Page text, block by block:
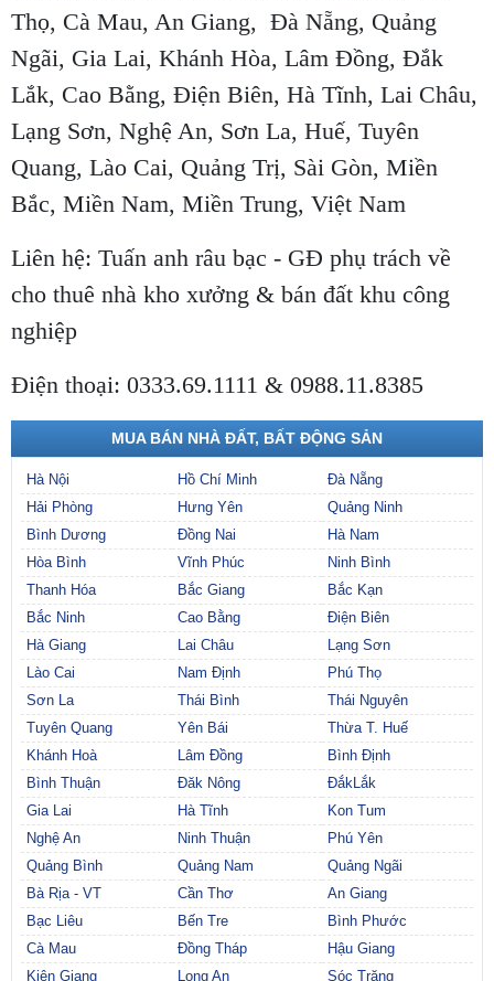
Thọ, Cà Mau, An Giang, Đà Nẵng, Quảng
Ngãi, Gia Lai, Khánh Hòa, Lâm Đồng, Đắk
Lắk, Cao Bằng, Điện Biên, Hà Tĩnh, Lai Châu,
Lạng Sơn, Nghệ An, Sơn La, Huế, Tuyên
Quang, Lào Cai, Quảng Trị, Sài Gòn, Miền
Bắc, Miền Nam, Miền Trung, Việt Nam
Liên hệ: Tuấn anh râu bạc - GĐ phụ trách về
cho thuê nhà kho xưởng & bán đất khu công
nghiệp
Điện thoại: 0333.69.1111 & 0988.11.8385
MUA BÁN NHÀ ĐẤT, BẤT ĐỘNG SẢN
Hà Nội Hồ Chí Minh
Đà Nẵng
Hải Phòng
Hưng Yên
Quảng Ninh
Bình Dương
Đồng Nai
Hà Nam
Hòa Bình
Vĩnh Phúc
Ninh Bình
Thanh Hóa
Bắc Giang
Bắc Kạn
Bắc Ninh
Cao Bằng
Điện Biên
Hà Giang
Lai Châu
Lạng Sơn
Lào Cai
Nam Định
Phú Thọ
Sơn La
Thái Bình
Thái Nguyên
Tuyên Quang
Yên Bái
Thừa T. Huế
Khánh Hoà
Lâm Đồng
Bình Định
Bình Thuận
Đăk Nông
ĐắkLắk
Gia Lai
Hà Tĩnh
Kon Tum
Nghệ An
Ninh Thuận
Phú Yên
Quảng Bình
Quảng Nam
Quảng Ngãi
Bà Rịa - VT
Cần Thơ
An Giang
Bạc Liêu
Bến Tre
Bình Phước
Cà Mau
Đồng Tháp
Hậu Giang
Kiên Giang
Long An Sóc Trăng